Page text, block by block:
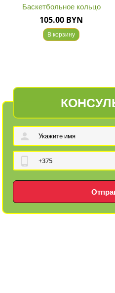
Баскетбольное кольцо
105.00 BYN
В корзину